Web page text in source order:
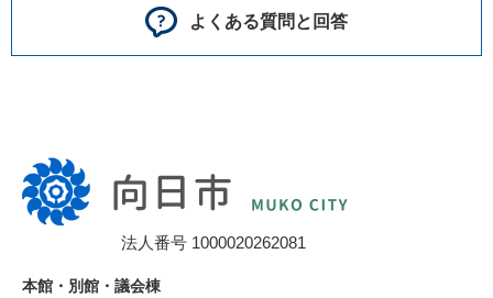
よくある質問と回答
向
日
市
所
法人番号 1000020262081
本館・別館・議会棟